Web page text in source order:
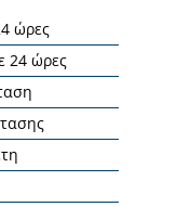
ώρες
24 ώρες